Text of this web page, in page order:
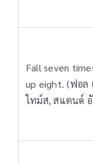
Fall seven
up eight. (ฟอล
ไทม์ส, สแตนด์